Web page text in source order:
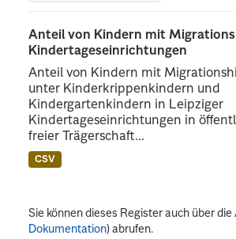
Anteil von Kindern mit
Kindertageseinrichtungen
Anteil von Kindern mit
unter Kinderkrippenkindern und
Kindergartenkindern in Leipziger
Kindertageseinrichtungen in
freier Trägerschaft...
CSV
Sie können dieses Register auch über die
Dokumentation) abrufen.